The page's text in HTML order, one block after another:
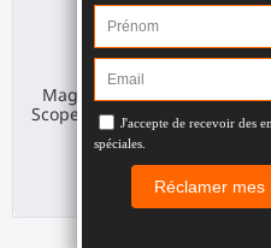
MagTube VR gunstock x
ScopeOG pour Pico 4 Ultra
Pico 4 Ultra
210,00 €